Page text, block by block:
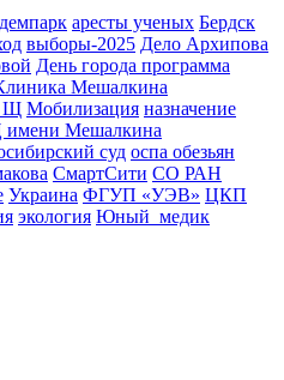
аресты ученых Бердск
выборы-2025 Дело Архипова
День города программа
Мешалкина
Щ Мобилизация назначение
Мешалкина
суд оспа обезьян
СмартСити СО РАН
Украина ФГУП «УЭВ» ЦКП
экология Юный_медик